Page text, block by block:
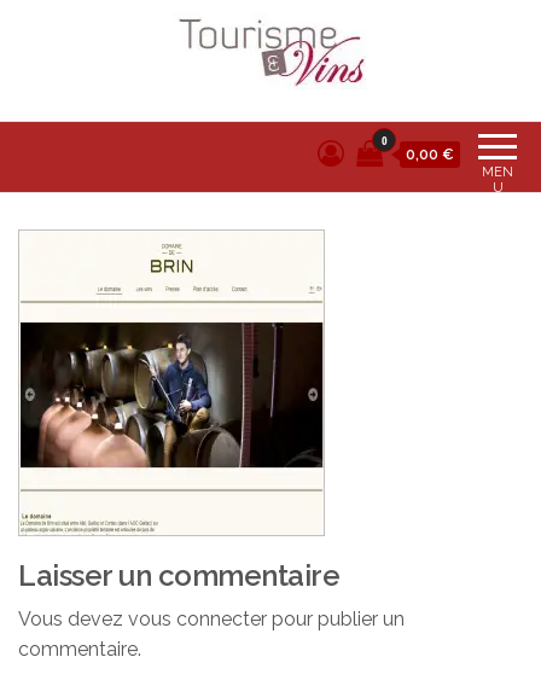
Tourisme et vins
MEN
U
0
0,00 €
Laisser un commentaire
Vous devez vous connecter pour publier un
commentaire.